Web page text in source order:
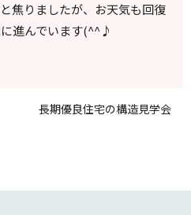
焦りましたが、お天気も回復
進んでいます(^^♪
長期優良住宅の構造見学会